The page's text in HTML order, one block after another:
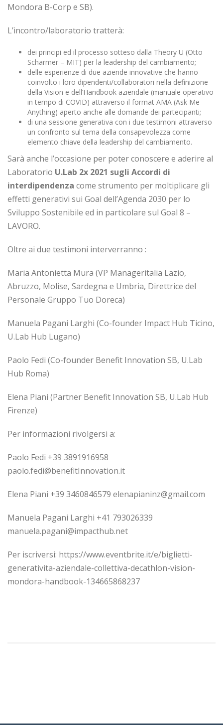
Mondora B-Corp e SB).
L’incontro/laboratorio tratterà:
dei principi ed il processo sotteso dalla Theory U (Otto
Scharmer – MIT) per la leadership del cambiamento;
delle esperienze di due aziende innovative che hanno
coinvolto i loro dipendenti/collaboratori nella definizione
della Vision e dell’Handbook aziendale (manuale operativo
in tempo di COVID) attraverso il format AMA (Ask Me
Anything) aperto anche alle domande dei partecipanti;
di una sessione generativa con i due testimoni attraverso
un confronto sul tema della consapevolezza come
elemento chiave della leadership del cambiamento.
Sarà anche l’occasione per poter conoscere e aderire al
Laboratorio U.Lab 2x 2021 sugli Accordi di
interdipendenza come strumento per moltiplicare gli
effetti generativi sui Goal dell’Agenda 2030 per lo
Sviluppo Sostenibile ed in particolare sul Goal 8 –
LAVORO.
Oltre ai due testimoni interverranno :
Maria Antonietta Mura (VP Manageritalia Lazio,
Abruzzo, Molise, Sardegna e Umbria, Direttrice del
Personale Gruppo Tuo Doreca)
Manuela Pagani Larghi (Co-founder Impact Hub Ticino,
U.Lab Hub Lugano)
Paolo Fedi (Co-founder Benefit Innovation SB, U.Lab
Hub Roma)
Elena Piani (Partner Benefit Innovation SB, U.Lab Hub
Firenze)
Per informazioni rivolgersi a:
Paolo Fedi +39 3891916958
paolo.fedi@benefitInnovation.it
Elena Piani +39 3460846579 elenapianinz@gmail.com
Manuela Pagani Larghi +41 793026339
manuela.pagani@impacthub.net
Per iscriversi: https://www.eventbrite.it/e/biglietti-
generativita-aziendale-collettiva-decathlon-vision-
mondora-handbook-134665868237